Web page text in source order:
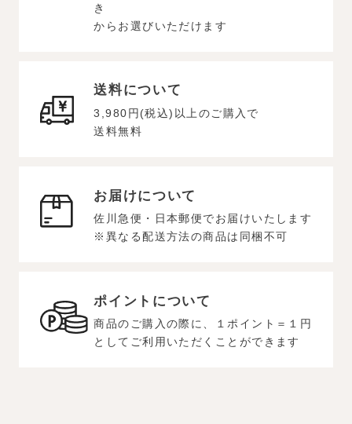
き
からお選びいただけます
送料について
3,980円(税込)以上のご購入で
送料無料
お届けについて
佐川急便・日本郵便でお届けいたします
※異なる配送方法の商品は同梱不可
ポイントについて
商品のご購入の際に、１ポイント＝１円
としてご利用いただくことができます